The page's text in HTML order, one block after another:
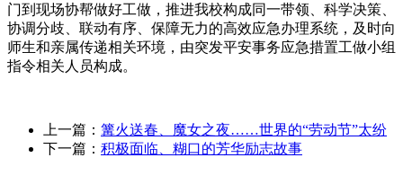
门到现场协帮做好工做，推进我校构成同一带领、科学决策、
协调分歧、联动有序、保障无力的高效应急办理系统，及时向
师生和亲属传递相关环境，由突发平安事务应急措置工做小组
指令相关人员构成。
上一篇： 篝火送春、魔女之夜……世界的“劳动节”太纷
下一篇： 积极面临、糊口的芳华励志故事